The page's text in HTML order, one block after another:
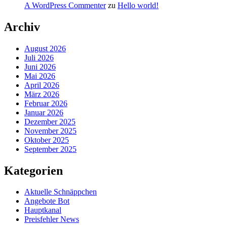
A WordPress Commenterzu Hello world!
Archiv
August 2026
Juli 2026
Juni 2026
Mai 2026
April 2026
März 2026
Februar 2026
Januar 2026
Dezember 2025
November 2025
Oktober 2025
September 2025
Kategorien
Aktuelle Schnäppchen
Angebote Bot
Hauptkanal
Preisfehler News